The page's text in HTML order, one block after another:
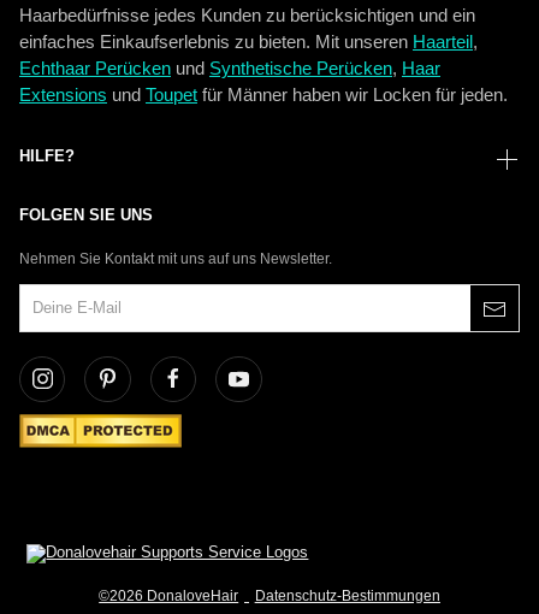
Haarbedürfnisse jedes Kunden zu berücksichtigen und ein
einfaches Einkaufserlebnis zu bieten. Mit unseren Haarteil ,
Echthaar Perücken und Synthetische Perücken, Haar
Extensions und Toupet für Männer haben wir Locken für jeden.
HILFE?
FOLGEN SIE UNS
Nehmen Sie Kontakt mit uns auf uns Newsletter.
©2026 DonaloveHair Datenschutz-Bestimmungen